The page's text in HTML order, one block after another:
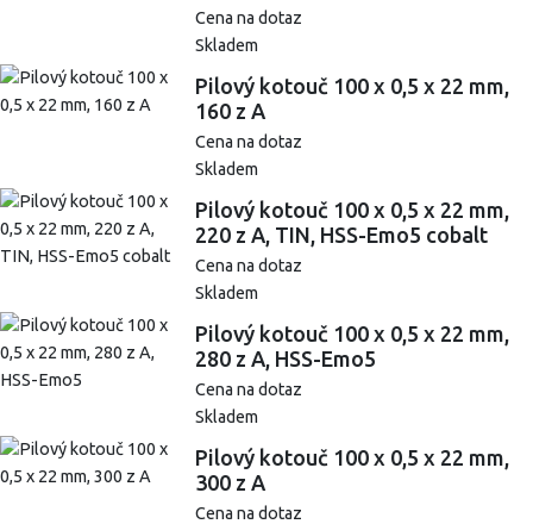
Cena na dotaz
Skladem
Pilový kotouč 100 x 0,5 x 22 mm,
160 z A
Cena na dotaz
Skladem
Pilový kotouč 100 x 0,5 x 22 mm,
220 z A, TIN, HSS-Emo5 cobalt
Cena na dotaz
Skladem
Pilový kotouč 100 x 0,5 x 22 mm,
280 z A, HSS-Emo5
Cena na dotaz
Skladem
Pilový kotouč 100 x 0,5 x 22 mm,
300 z A
Cena na dotaz